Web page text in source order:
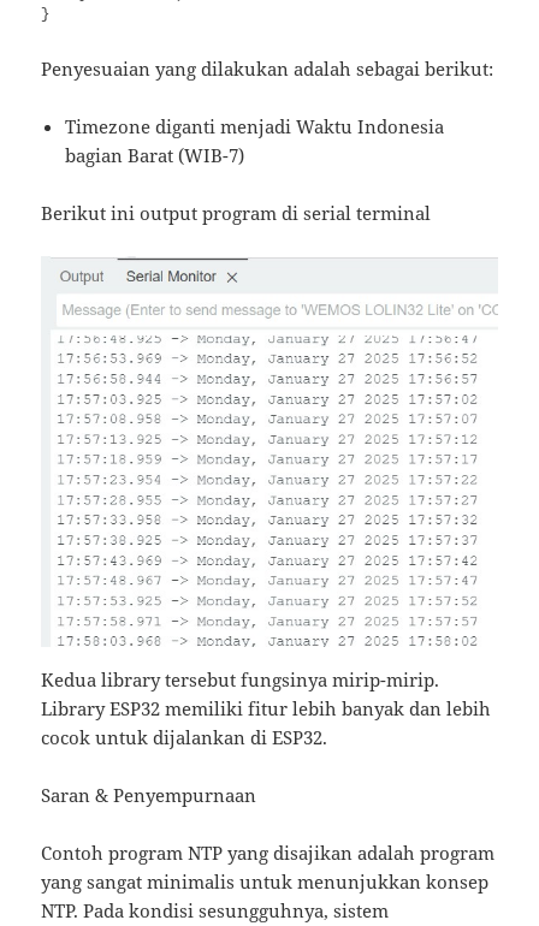
Penyesuaian yang dilakukan adalah sebagai berikut:
Timezone diganti menjadi Waktu Indonesia
bagian Barat (WIB-7)
Berikut ini output program di serial terminal
Kedua library tersebut fungsinya mirip-mirip.
Library ESP32 memiliki fitur lebih banyak dan lebih
cocok untuk dijalankan di ESP32.
Saran & Penyempurnaan
Contoh program NTP yang disajikan adalah program
yang sangat minimalis untuk menunjukkan konsep
NTP. Pada kondisi sesungguhnya, sistem